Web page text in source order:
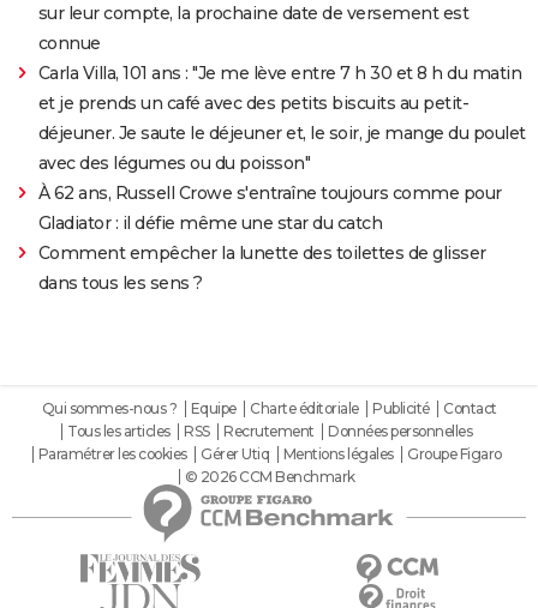
sur leur compte, la prochaine date de versement est
connue
Carla Villa, 101 ans : "Je me lève entre 7 h 30 et 8 h du matin
et je prends un café avec des petits biscuits au petit-
déjeuner. Je saute le déjeuner et, le soir, je mange du poulet
avec des légumes ou du poisson"
À 62 ans, Russell Crowe s'entraîne toujours comme pour
Gladiator : il défie même une star du catch
Comment empêcher la lunette des toilettes de glisser
dans tous les sens ?
Qui sommes-nous ? Equipe Charte éditoriale Publicité
Contact
Tous les articles
RSS Recrutement
Données personnelles
Paramétrer les cookies
Gérer Utiq Mentions légales
Groupe Figaro
© 2026 CCM Benchmark